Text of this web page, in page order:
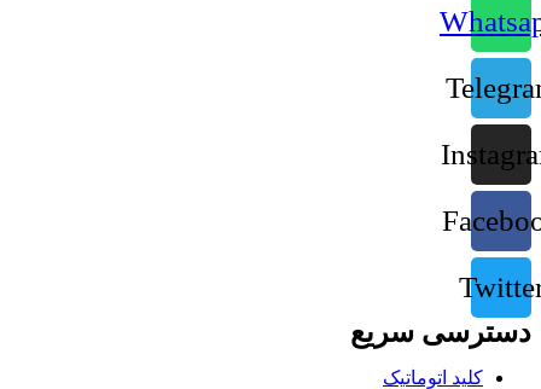
دسترسی سریع
کلید اتوماتیک